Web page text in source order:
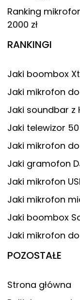
Ranking
2000 zł
RANKINGI
Jaki boombox
Jaki mikrofon
Jaki soundbar z
Jaki telewizor
Jaki mikrofon do
Jaki gramofon
Jaki mikrofon
Jaki mikrofon
Jaki boombox
Jaki mikrofon
POZOSTAŁE
Strona główna